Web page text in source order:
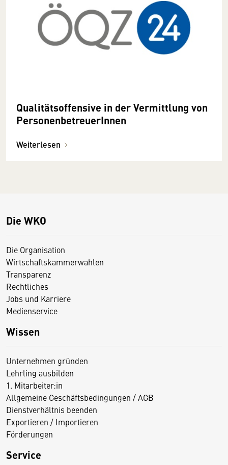
Qualitätsoffensive in der Vermittlung von
PersonenbetreuerInnen
Weiterlesen
Die WKO
Die Organisation
Wirtschaftskammerwahlen
Transparenz
Rechtliches
Jobs und Karriere
Medienservice
Wissen
Unternehmen gründen
Lehrling ausbilden
1. Mitarbeiter:in
Allgemeine Geschäftsbedingungen / AGB
Dienstverhältnis beenden
Exportieren / Importieren
Förderungen
Service